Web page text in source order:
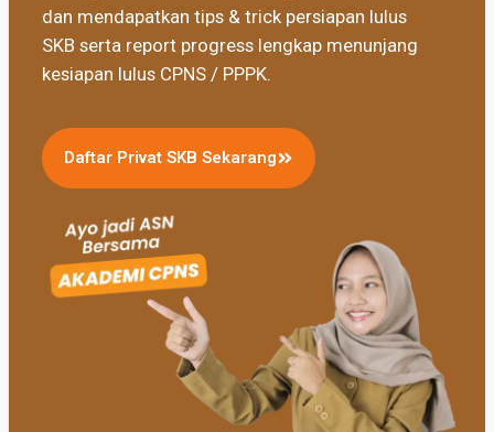
dan mendapatkan tips & trick persiapan lulus
SKB serta report progress lengkap menunjang
kesiapan lulus CPNS / PPPK.
Daftar Privat SKB Sekarang